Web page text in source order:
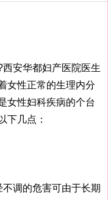
安华都妇产医院医生
女性正常的生理内分
女性妇科疾病的个台
下几点：
调的危害可由于长期